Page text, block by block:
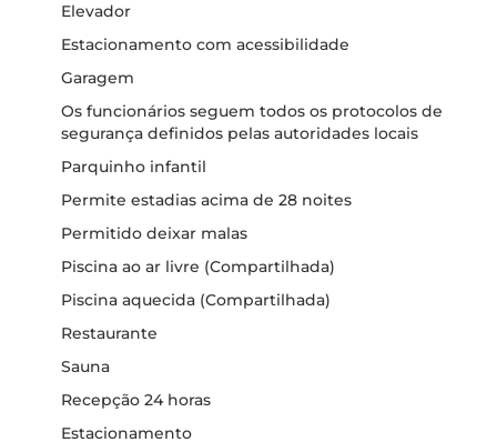
Elevador
Estacionamento com acessibilidade
Garagem
Os funcionários seguem todos os protocolos de
segurança definidos pelas autoridades locais
Parquinho infantil
Permite estadias acima de 28 noites
Permitido deixar malas
Piscina ao ar livre (Compartilhada)
Piscina aquecida (Compartilhada)
Restaurante
Sauna
Recepção 24 horas
Estacionamento